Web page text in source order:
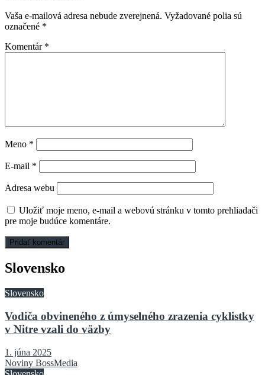
Vaša e-mailová adresa nebude zverejnená. Vyžadované polia sú
označené *
Komentár *
Meno *
E-mail *
Adresa webu
Uložiť moje meno, e-mail a webovú stránku v tomto prehliadači
pre moje budúce komentáre.
Slovensko
Slovensko
Vodiča obvineného z úmyselného zrazenia cyklistky
v Nitre vzali do väzby
1. júna 2025
Noviny BossMedia